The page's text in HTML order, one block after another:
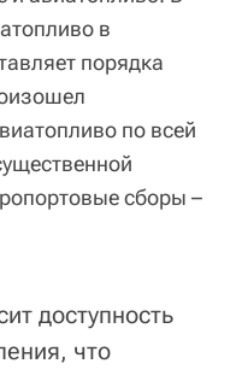
в
порядка
по всей
сборы –
доступность
что